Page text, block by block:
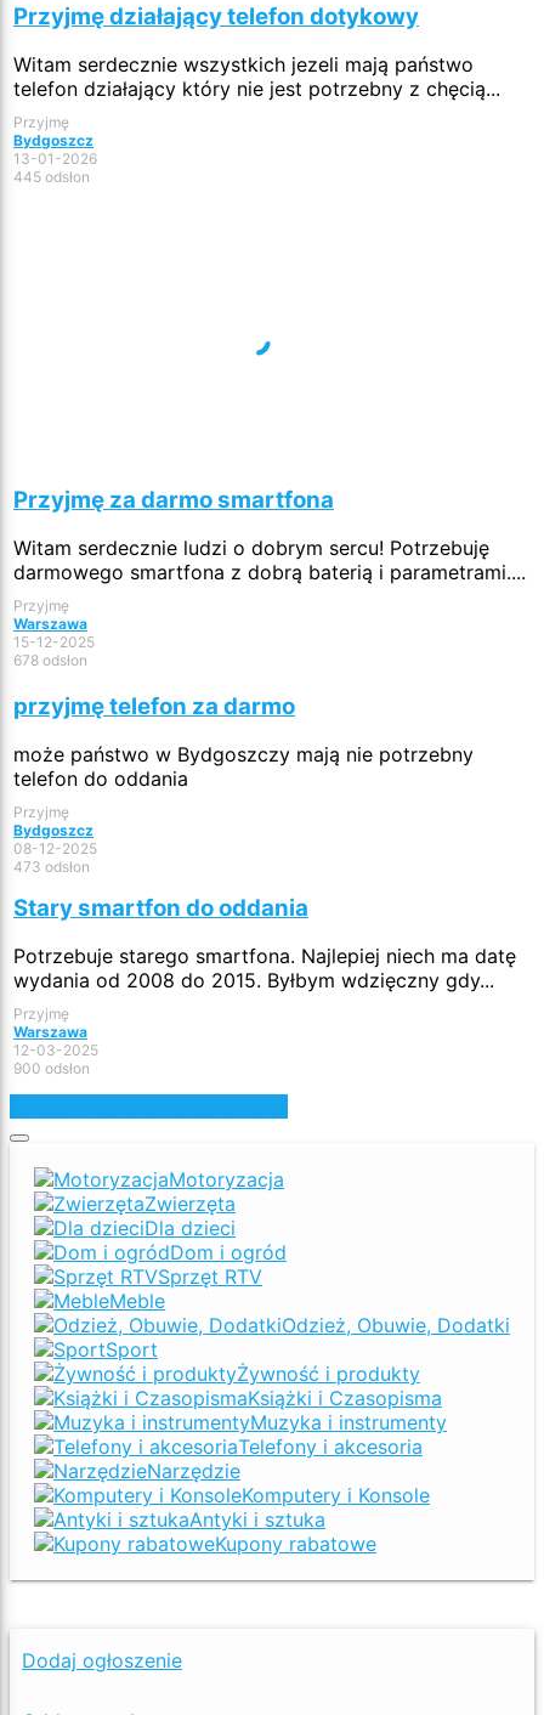
Przyjmę działający telefon dotykowy
Witam serdecznie wszystkich jezeli mają państwo
telefon działający który nie jest potrzebny z chęcią...
Przyjmę
Bydgoszcz
13-01-2026
445 odsłon
Przyjmę za darmo smartfona
Witam serdecznie ludzi o dobrym sercu! Potrzebuję
darmowego smartfona z dobrą baterią i parametrami....
Przyjmę
Warszawa
15-12-2025
678 odsłon
przyjmę telefon za darmo
może państwo w Bydgoszczy mają nie potrzebny
telefon do oddania
Przyjmę
Bydgoszcz
08-12-2025
473 odsłon
Stary smartfon do oddania
Potrzebuje starego smartfona. Najlepiej niech ma datę
wydania od 2008 do 2015. Byłbym wdzięczny gdy...
Przyjmę
Warszawa
12-03-2025
900 odsłon
Motoryzacja
Zwierzęta
Dla dzieci
Dom i ogród
Sprzęt RTV
Meble
Odzież, Obuwie, Dodatki
Sport
Żywność i produkty
Książki i Czasopisma
Muzyka i instrumenty
Telefony i akcesoria
Narzędzie
Komputery i Konsole
Antyki i sztuka
Kupony rabatowe
Dodaj ogłoszenie